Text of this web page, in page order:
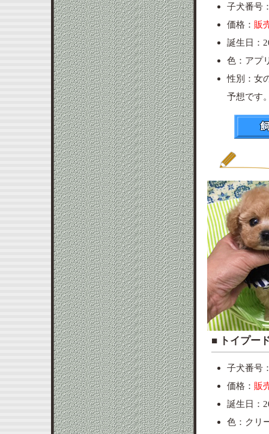
子犬番号
価格： 販
誕生日：
色：アプ
性別：
予想です
■ トイ
子犬番号
価格： 販
誕生日：
色：クリ